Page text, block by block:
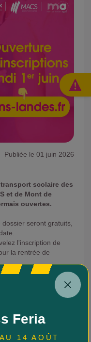
Publiée le 01 juin 2026
scolaire des
et de Mont de
ouvertes.
seront gratuits,
l'inscription de
la rentrée de
ligne d'inscription
utiles sur les
ou en cas de
Feria
14 AOÛT